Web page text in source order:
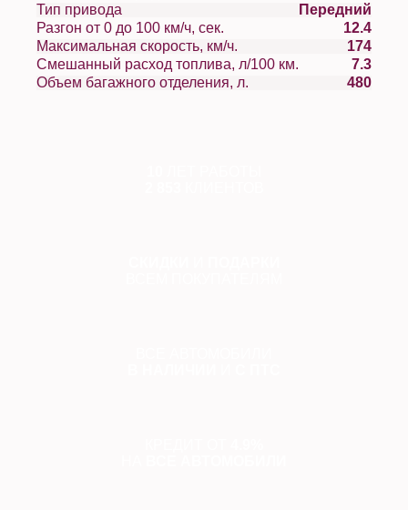
Тип привода
Передний
Разгон от 0 до 100 км/ч, сек.
12.4
Максимальная скорость, км/ч.
174
Смешанный расход топлива, л/100 км.
7.3
Объем багажного отделения, л.
480